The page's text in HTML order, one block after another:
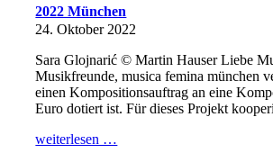
2022 München
24. Oktober 2022
Sara Glojnarić © Martin Hauser Liebe
Musikfreunde, musica femina münchen
einen Kompositionsauftrag an eine
Euro dotiert ist. Für dieses Projekt
weiterlesen …